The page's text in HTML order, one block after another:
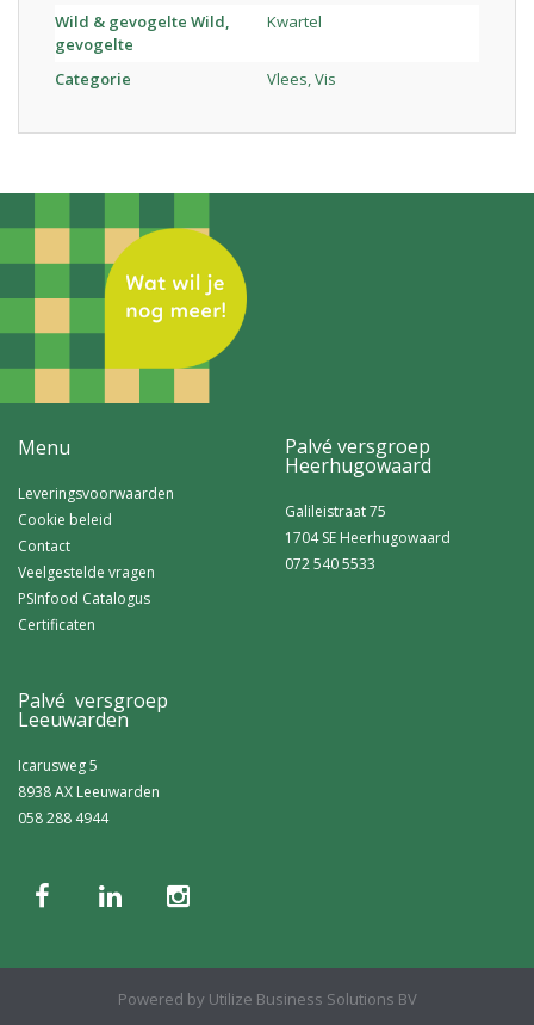
Wild & gevogelte Wild,
gevogelte
Kwartel
Categorie Vlees, Vis
Menu
Leveringsvoorwaarden
Cookie beleid
Contact
Veelgestelde vragen
PSInfood Catalogus
Certificaten
Palvé versgroep
Heerhugowaard
Galileistraat 75
1704 SE Heerhugowaard
072 540 5533
Palvé versgroep
Leeuwarden
Icarusweg 5
8938 AX Leeuwarden
058 288 4944
Powered by Utilize Business Solutions BV